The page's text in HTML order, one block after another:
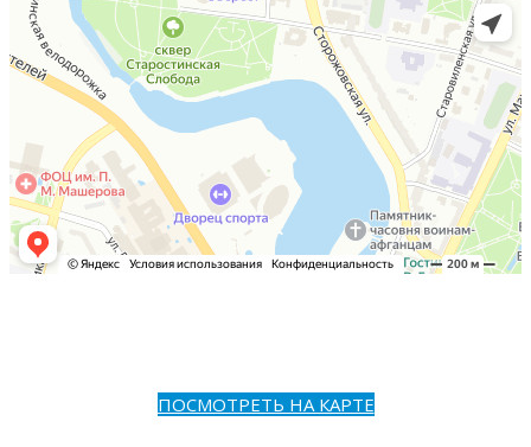
ПОСМОТРЕТЬ НА КАРТЕ